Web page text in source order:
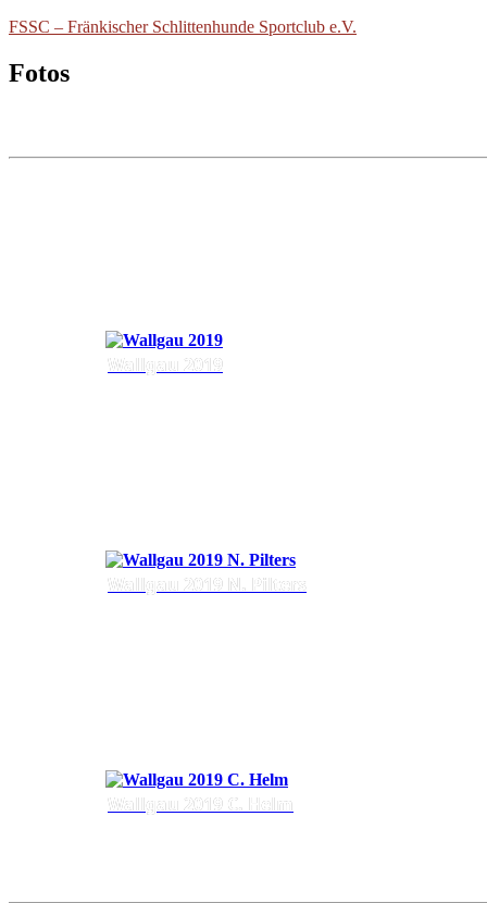
FSSC – Fränkischer Schlittenhunde Sportclub e.V.
Fotos
Wallgau 2019
Wallgau 2019 N. Pilters
Wallgau 2019 C. Helm